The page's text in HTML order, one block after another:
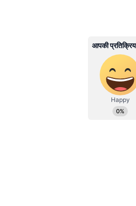
Related
ABOUT
AT
Anita
अनीता
एजुकेशन
प्रभात